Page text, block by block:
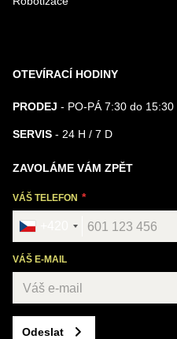
OTEVÍRACÍ HODINY
PRODEJ - PO-PÁ 7:30 do 15:30
SERVIS - 24 H / 7 D
ZAVOLÁME VÁM ZPĚT
VÁŠ TELEFON
VÁŠ E-MAIL
Odeslat